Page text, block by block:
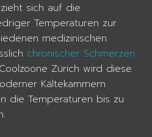
sich auf die
Temperaturen zur
medizinischen
chronischer Schmerzen
Zürich wird diese
Kältekammern
die Temperaturen bis zu